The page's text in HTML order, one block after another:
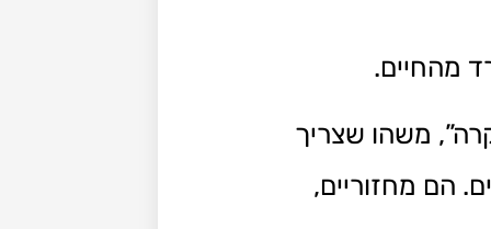
מהחיים.
משהו שצריך
הם מחזוריים,